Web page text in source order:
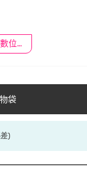
滿$100送數位印花
袋
)